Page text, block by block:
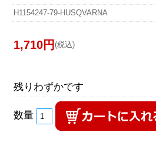
H1154247-79-HUSQVARNA
1,710円 (税込)
残りわずかです
数量